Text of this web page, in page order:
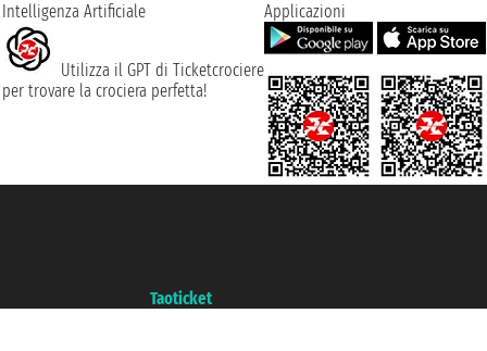
Intelligenza Artificiale
Utilizza il GPT di Ticketcrociere
per trovare la crociera perfetta!
Applicazioni
Taoticket